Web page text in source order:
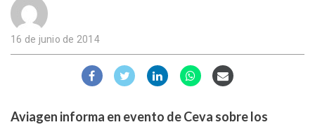
16 de junio de 2014
Aviagen informa en evento de Ceva sobre los